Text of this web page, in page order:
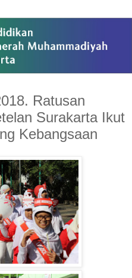
Ratusan
Surakarta Ikut
Kebangsaan